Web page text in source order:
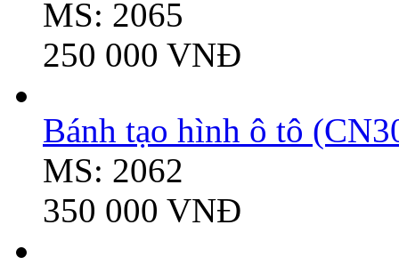
MS: 2065
250 000 VNĐ
Bánh tạo hình ô tô
MS: 2062
350 000 VNĐ